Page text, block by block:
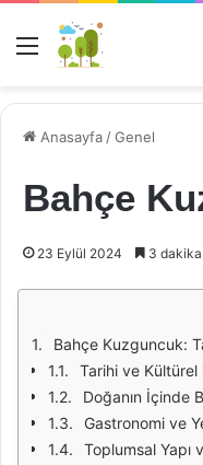
Menü
Anasayfa /Genel
Bahçe
23 Eylül 2024 3
Bahçe Kuzguncuk:
Tarihi ve Kültürel
Doğanın İçinde
Gastronomi ve
Toplumsal Yapı